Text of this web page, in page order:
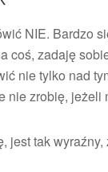
NIE. Bardzo
coś, zadaję
nie tylko nad
nie zrobię, jeżeli
jest tak